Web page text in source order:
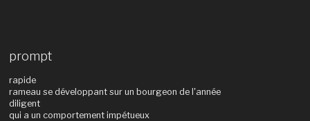
prompt
rapide
rameau se développant sur un bourgeon de l'année
diligent
qui a un comportement impétueux